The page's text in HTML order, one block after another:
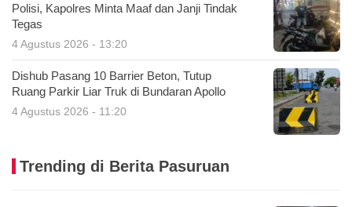
Polisi, Kapolres Minta Maaf dan Janji Tindak
Tegas
4 Agustus 2026 - 13:20
Dishub Pasang 10 Barrier Beton, Tutup
Ruang Parkir Liar Truk di Bundaran Apollo
4 Agustus 2026 - 11:20
Trending di Berita Pasuruan